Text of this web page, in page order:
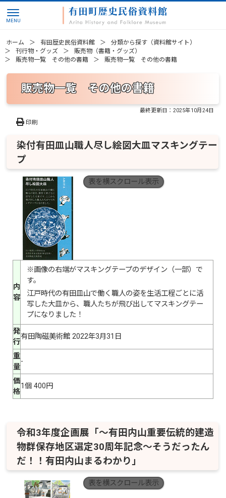
ホーム 有田歴史民俗資料館
分類から探す（資料館サイト）
刊行物・グッズ
販売物（書籍・グッズ）
販売物一覧 その他の書籍
販売物一覧 その他の書籍
販売物一覧 その他の書籍
最終更新日：2025年10月24日
印刷
染付有田皿山職人尽し絵図大皿マスキングテー
プ
表を横スクロール表示
内
容
※画像の右端がマスキングテープのデザイン（一部）で
す。
江戸時代の有田皿山で働く職人の姿を生活工程ごとに活
写した大皿から、職人たちが飛び出してマスキングテー
プになりました！
発
行
有田陶磁美術館 2022年3月31日
重
量
-
価
格
1個 400円
令和3年度企画展「～有田内山重要伝統的建造
物群保存地区選定30周年記念～そうだったん
だ！！有田内山まるわかり」
表を横スクロール表示